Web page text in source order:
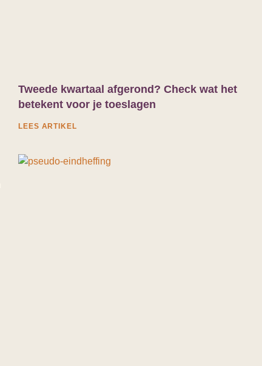
Tweede kwartaal afgerond? Check wat het
betekent voor je toeslagen
LEES ARTIKEL